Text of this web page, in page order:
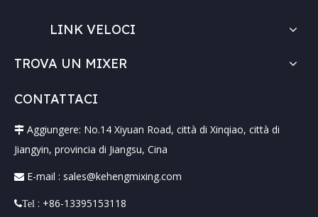
LINK VELOCI
TROVA UN MIXER
CONTATTACI
 Aggiungere: No.14 Xiyuan Road, città di Xinqiao, città di
Jiangyin, provincia di Jiangsu, Cina
 E-mail : sales@kehengmixing.com
Tel : +86-13395153118